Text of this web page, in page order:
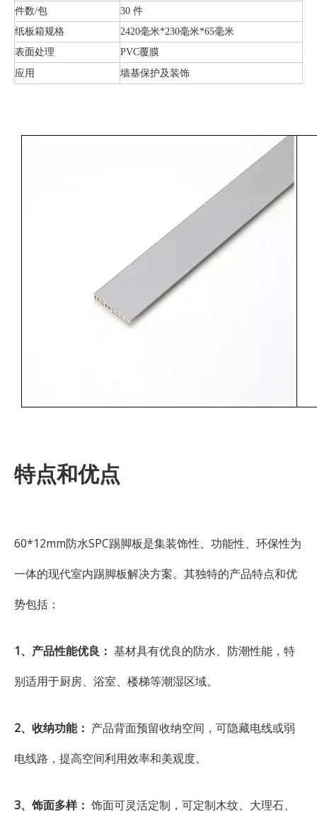
件数/包
30 件
纸板箱规格
2420毫米*230毫米*65毫米
表面处理
PVC覆膜
应用 墙基保护及装饰
特点和优点
60*12mm防水SPC踢脚板是集装饰性、功能性、环保性为
一体的现代室内踢脚板解决方案。其独特的产品特点和优
势包括：
1、产品性能优良： 基材具有优良的防水、防潮性能，特
别适用于厨房、浴室、楼梯等潮湿区域。
2、收纳功能： 产品背面预留收纳空间，可隐藏电线或弱
电线路，提高空间利用效率和美观度。
3、饰面多样： 饰面可灵活定制，可定制木纹、大理石、